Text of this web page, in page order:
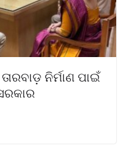
ନିର୍ମାଣ ପାଇଁ